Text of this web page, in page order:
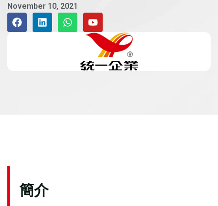
November 10, 2021
簡介